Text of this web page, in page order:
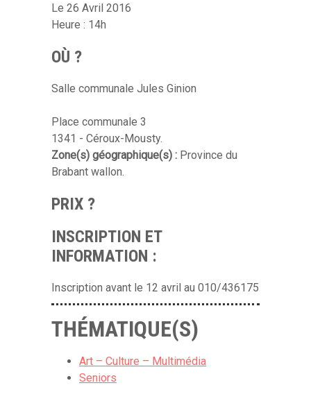
Le 26 Avril 2016
Heure : 14h
OÙ ?
Salle communale Jules Ginion
Place communale 3
1341 - Céroux-Mousty.
Zone(s) géographique(s) : Province du
Brabant wallon.
PRIX ?
INSCRIPTION ET
INFORMATION :
Inscription avant le 12 avril au 010/436175
THÉMATIQUE(S)
Art – Culture – Multimédia
Seniors